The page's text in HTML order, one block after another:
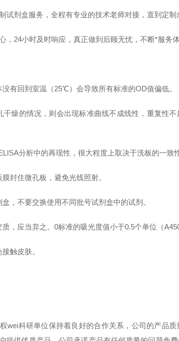
试剂盒服务，全程有专业的技术老师对接，直到定制
，24小时及时响应，真正做到后顾无忧，不断*服务体
有回到室温（25℃）会导致所有标准的OD值偏低。
干燥的情况，则会出现标准曲线不成线性，重复性
分析中的再现性，很大程度上取决于洗板的一致性
封住微孔板，避免光线照射。
，不要交换使用不同批号试剂盒中的试剂。
，应当弃之。0标准的吸光度值小于0.5个单位（
触皮肤。
wei科研单位保持着良好的合作关系，公司的产品